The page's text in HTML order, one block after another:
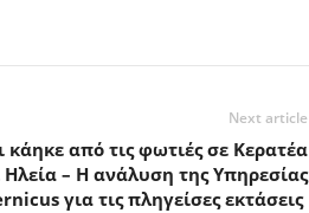
Next article
κάηκε από τις φωτιές σε Κερατέα
Ηλεία – Η ανάλυση της Υπηρεσίας
για τις πληγείσες εκτάσεις